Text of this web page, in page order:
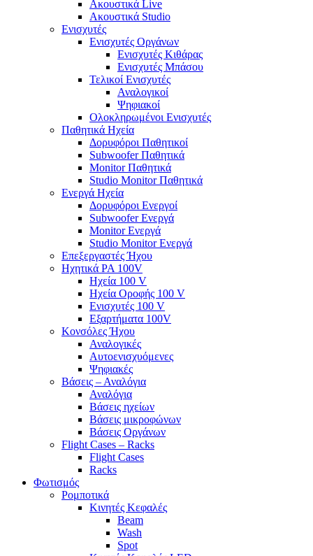
Ακουστικά Live
Ακουστικά Studio
Ενισχυτές
Ενισχυτές Οργάνων
Ενισχυτές Κιθάρας
Ενισχυτές Μπάσου
Τελικοί Ενισχυτές
Αναλογικοί
Ψηφιακοί
Ολοκληρωμένοι Ενισχυτές
Παθητικά Ηχεία
Δορυφόροι Παθητικοί
Subwoofer Παθητικά
Monitor Παθητικά
Studio Monitor Παθητικά
Ενεργά Ηχεία
Δορυφόροι Ενεργοί
Subwoofer Ενεργά
Monitor Ενεργά
Studio Monitor Ενεργά
Επεξεργαστές Ήχου
Ηχητικά PA 100V
Ηχεία 100 V
Ηχεία Οροφής 100 V
Ενισχυτές 100 V
Εξαρτήματα 100V
Κονσόλες Ήχου
Αναλογικές
Αυτοενισχυόμενες
Ψηφιακές
Βάσεις – Αναλόγια
Αναλόγια
Βάσεις ηχείων
Βάσεις μικροφώνων
Βάσεις Οργάνων
Flight Cases – Racks
Flight Cases
Racks
Φωτισμός
Ρομποτικά
Κινητές Κεφαλές
Beam
Wash
Spot